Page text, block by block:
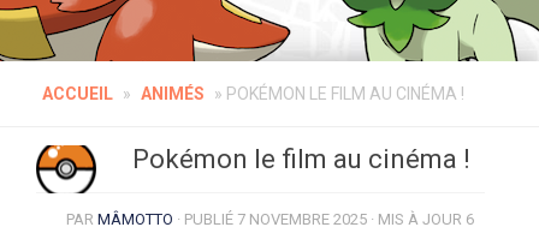
ACCUEIL » ANIMÉS » POKÉMON LE FILM AU CINÉMA !
Pokémon le film au cinéma !
PAR MÂMOTTO · PUBLIÉ 7 NOVEMBRE 2025· MIS À JOUR 6